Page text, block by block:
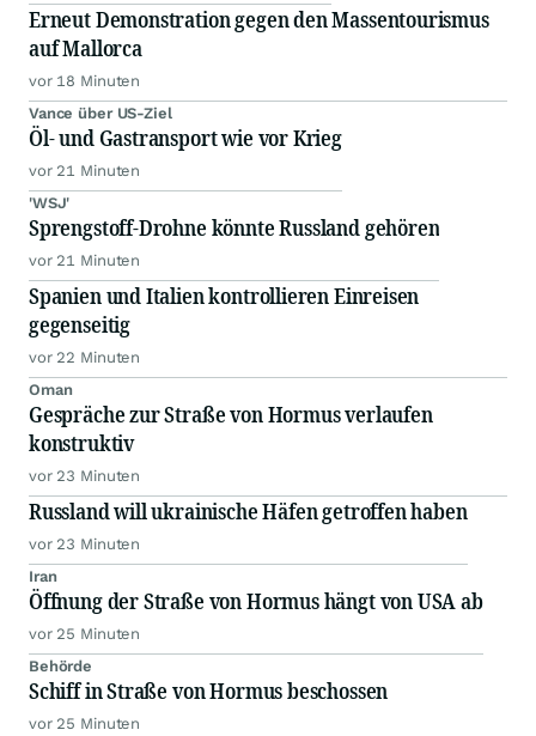
Erneut Demonstration gegen den Massentourismus
auf Mallorca
vor 18 Minuten
Vance über US-Ziel
Öl- und Gastransport wie vor Krieg
vor 21 Minuten
'WSJ'
Sprengstoff-Drohne könnte Russland gehören
vor 21 Minuten
Spanien und Italien kontrollieren Einreisen
gegenseitig
vor 22 Minuten
Oman
Gespräche zur Straße von Hormus verlaufen
konstruktiv
vor 23 Minuten
Russland will ukrainische Häfen getroffen haben
vor 23 Minuten
Iran
Öffnung der Straße von Hormus hängt von USA ab
vor 25 Minuten
Behörde
Schiff in Straße von Hormus beschossen
vor 25 Minuten